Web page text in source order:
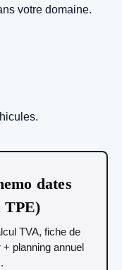
votre domaine.
dates
TPE)
TVA, fiche de
planning annuel